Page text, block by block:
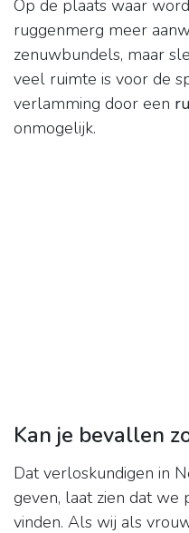
Op de plaats waar
ruggenmerg meer
zenuwbundels, maar
veel ruimte is voor de
verlamming door een
onmogelijk.
Kan je bevallen
Dat verloskundigen in
geven, laat zien dat we
vinden. Als wij als